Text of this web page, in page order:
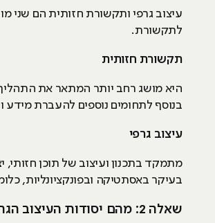
עיצוב גרפי ותקשורת חזותית הם שני
לתקשורת.
תקשורת חזותית
היא מושג רחב יותר המתאר את
בנוסף לתחומים נוספים להעברת מידע
עיצוב גרפי
מתמקד בתכנון ועיצוב של תוכן חזותי,
בעיקר באסתטיקה ובפונקציונליות,
שאלה 2: מהם יסודות העיצוב הגרפי?